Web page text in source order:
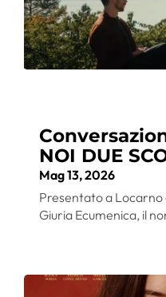
NOI DUE
Mag 13, 2026
Presentato a Locarno
Giuria Ecumenica, il